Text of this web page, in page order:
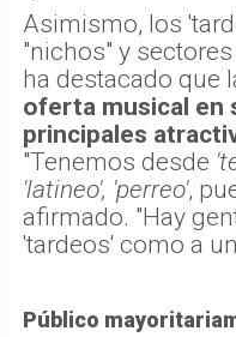
Asimismo, los
"nichos" y
ha destacado que
oferta musical en
principales
"Tenemos desde
'latineo', 'perreo',
afirmado. "Hay
'tardeos' como a
Público